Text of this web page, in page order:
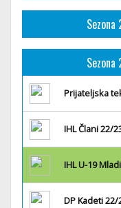
Prijateljska
IHL Člani 22/
IHL U-19
DP Kadeti 22/